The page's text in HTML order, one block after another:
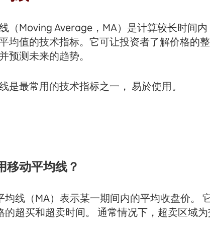
（Moving Average，MA）是计算较长时间内
均值的技术指标。它可让投资者了解价格的整
预测未来的趋势。
是最常用的技术指标之一， 易於使用。
移动平均线？
均线（MA）表示某一期间内的平均收盘价。
的超买和超卖时间。 通常情况下，超卖区域